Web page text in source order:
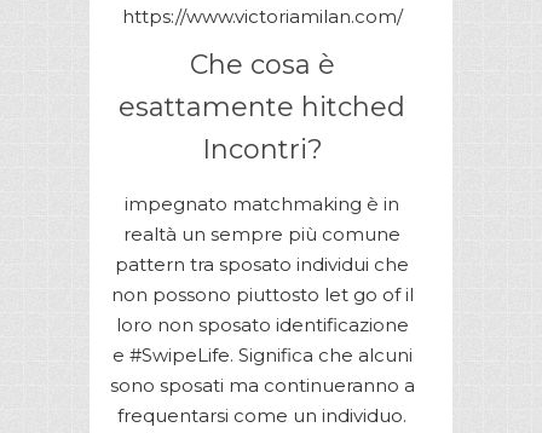
https://www.victoriamilan.com/
Che cosa è
esattamente hitched
Incontri?
impegnato matchmaking è in
realtà un sempre più comune
pattern tra sposato individui che
non possono piuttosto let go of il
loro non sposato identificazione
e #SwipeLife. Significa che alcuni
sono sposati ma continueranno a
frequentarsi come un individuo.